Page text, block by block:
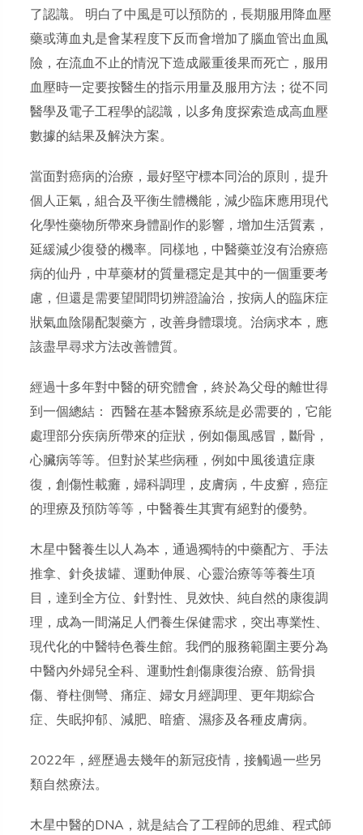
了認識。 明白了中風是可以預防的，長期服用降血壓
藥或薄血丸是會某程度下反而會增加了腦血管出血風
險，在流血不止的情況下造成嚴重後果而死亡，服用
血壓時一定要按醫生的指示用量及服用方法；從不同
醫學及電子工程學的認識，以多角度探索造成高血壓
數據的結果及解決方案。
當面對癌病的治療，最好堅守標本同治的原則，提升
個人正氣，組合及平衡生體機能，減少臨床應用現代
化學性藥物所帶來身體副作的影響，增加生活質素，
延緩減少復發的機率。同樣地，中醫藥並沒有治療癌
病的仙丹，中草藥材的質量穩定是其中的一個重要考
慮，但還是需要望聞問切辨證論治，按病人的臨床症
狀氣血陰陽配製藥方，改善身體環境。治病求本，應
該盡早尋求方法改善體質。
經過十多年對中醫的研究體會，終於為父母的離世得
到一個總結： 西醫在基本醫療系統是必需要的，它能
處理部分疾病所帶來的症狀，例如傷風感冒，斷骨，
心臟病等等。但對於某些病種，例如中風後遺症康
復，創傷性載癱，婦科調理，皮膚病，牛皮癬，癌症
的理療及預防等等，中醫養生其實有絕對的優勢。
木星中醫養生以人為本，通過獨特的中藥配方、手法
推拿、針灸拔罐、運動伸展、心靈治療等等養生項
目，達到全方位、針對性、見效快、純自然的康復調
理，成為一間滿足人們養生保健需求，突出專業性、
現代化的中醫特色養生館。我們的服務範圍主要分為
中醫內外婦兒全科、運動性創傷康復治療、筋骨損
傷、脊柱側彎、痛症、婦女月經調理、更年期綜合
症、失眠抑郁、減肥、暗瘡、濕疹及各種皮膚病。
2022年，經歷過去幾年的新冠疫情，接觸過一些另
類自然療法。
木星中醫的DNA，就是結合了工程師的思維、程式師